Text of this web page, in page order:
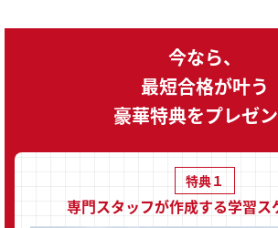
今なら、
最短合格が叶う
豪華特典をプレゼ
特典１
専門スタッフが作成する学習ス